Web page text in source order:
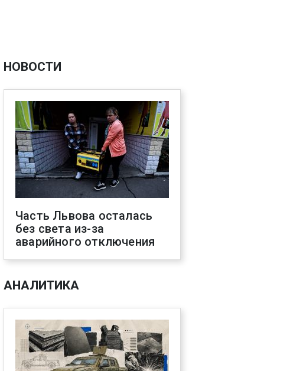
НОВОСТИ
Часть Львова осталась
без света из-за
аварийного отключения
АНАЛИТИКА